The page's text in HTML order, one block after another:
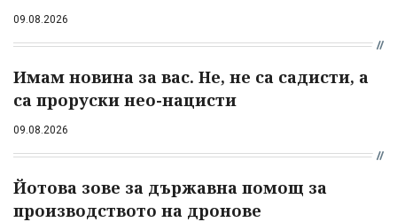
09.08.2026
Имам новина за вас. Не, не са садисти, а
са проруски нео-нацисти
09.08.2026
Йотова зове за държавна помощ за
производството на дронове